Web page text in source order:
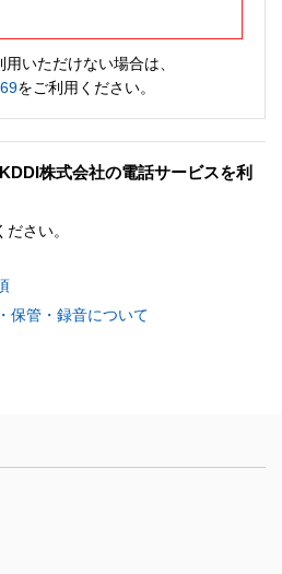
いただけない場合は、
をご利用ください。
株式会社の電話サービスを利
さい。
保管・録音について